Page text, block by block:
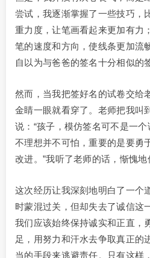
尝试，我逐渐掌握了一些技巧，
重力度，让笔画看起来更加有力
笔的速度和方向，使线条更加流
自以为与爸爸的签名十分相似的
然而，当我把签好名的试卷交给
金睛一眼就看穿了。老师把我叫
说：“孩子，模仿签名可不是一
不理想并不可怕，重要的是要勇
改进。”我听了老师的话，惭愧地
这次经历让我深刻地明白了一个
时蒙混过关，但却失去了诚信这
我们应该始终保持诚实和正直，
足，用努力和汗水去争取真正的
当的手段来逃避责任。只有这样